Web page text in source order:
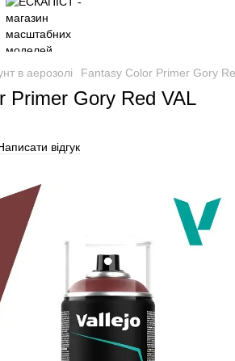
в аерозолі Fantasy Color Primer Gory
Primer Gory Red VAL
відгук